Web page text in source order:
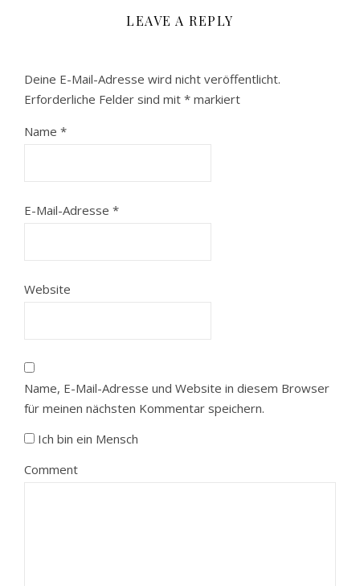
LEAVE A REPLY
Deine E-Mail-Adresse wird nicht veröffentlicht.
Erforderliche Felder sind mit * markiert
Name *
E-Mail-Adresse *
Website
Name, E-Mail-Adresse und Website in diesem Browser
für meinen nächsten Kommentar speichern.
Ich bin ein Mensch
Comment